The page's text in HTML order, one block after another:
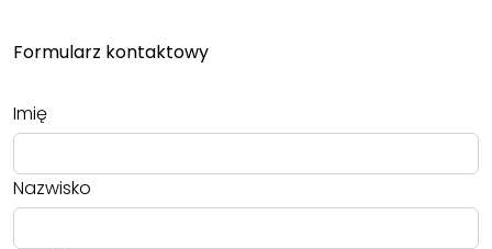
Formularz kontaktowy
Imię
Nazwisko